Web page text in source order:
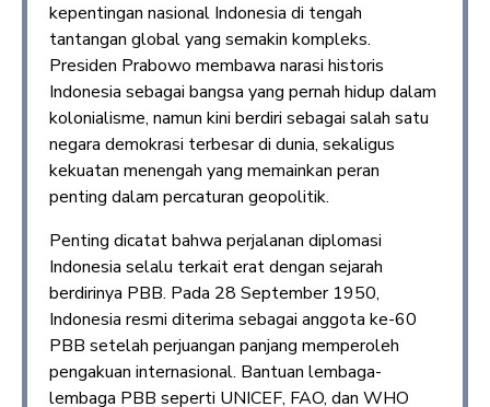
kepentingan nasional Indonesia di tengah
tantangan global yang semakin kompleks.
Presiden Prabowo membawa narasi historis
Indonesia sebagai bangsa yang pernah hidup dalam
kolonialisme, namun kini berdiri sebagai salah satu
negara demokrasi terbesar di dunia, sekaligus
kekuatan menengah yang memainkan peran
penting dalam percaturan geopolitik.
Penting dicatat bahwa perjalanan diplomasi
Indonesia selalu terkait erat dengan sejarah
berdirinya PBB. Pada 28 September 1950,
Indonesia resmi diterima sebagai anggota ke-60
PBB setelah perjuangan panjang memperoleh
pengakuan internasional. Bantuan lembaga-
lembaga PBB seperti UNICEF, FAO, dan WHO